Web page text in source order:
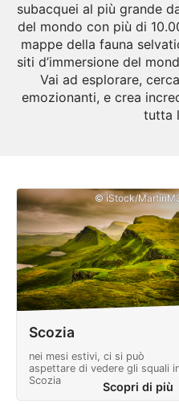
subacquei al più grande
del mondo con più di
mappe della fauna
siti d’immersione del
Vai ad esplorare,
emozionanti, e crea
tutta
© iStock/
Scozia
nei mesi estivi, ci si può
aspettare di vedere gli squali
Scozia
Scopri di più